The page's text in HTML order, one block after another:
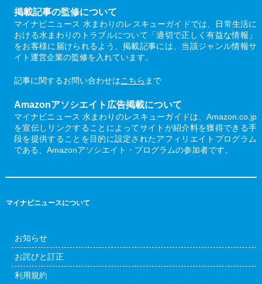
掲載記事の監修について
マイナビニュース 水まわりのレスキューガイドでは、日常生活に
おける水まわりのトラブルについて「適切で正しく有益な情報」
をお客様に届けられるよう、掲載記事には、当該ジャンル情報サ
イト運営企業の監修を入れています。
記事に関するお問い合わせはこちら まで
Amazonアソシエイト広告掲載について
マイナビニュース 水まわりのレスキューガイドは、Amazon.co.jp
を宣伝しリンクすることによってサイトが紹介料を獲得できる手
段を提供することを目的に設定されたアフィリエイトプログラム
である、Amazonアソシエイト・プログラムの参加者です。
マイナビニュースについて
お知らせ
お詫びと訂正
利用規約